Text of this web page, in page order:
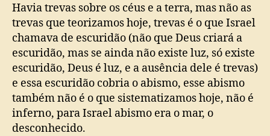
Havia trevas sobre os céus e a terra, mas não as
trevas que teorizamos hoje, trevas é o que Israel
chamava de escuridão (não que Deus criará a
escuridão, mas se ainda não existe luz, só existe
escuridão, Deus é luz, e a ausência dele é trevas)
e essa escuridão cobria o abismo, esse abismo
também não é o que sistematizamos hoje, não é
inferno, para Israel abismo era o mar, o
desconhecido.